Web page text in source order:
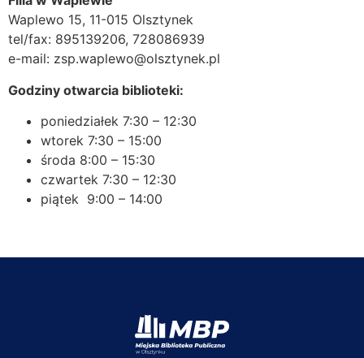
Waplewo 15, 11-015 Olsztynek
tel/fax: 895139206, 728086939
e-mail: zsp.waplewo@olsztynek.pl
Godziny otwarcia biblioteki:
poniedziałek 7:30 – 12:30
wtorek 7:30 – 15:00
środa 8:00 – 15:30
czwartek 7:30 – 12:30
piątek 9:00 – 14:00